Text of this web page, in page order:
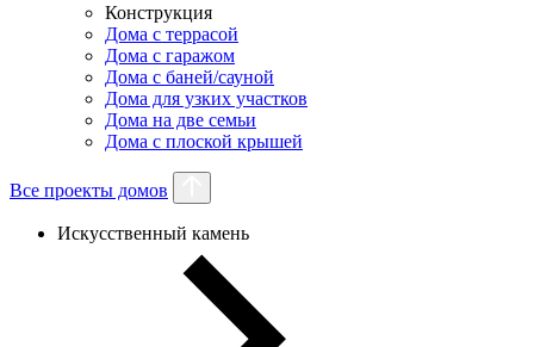
Конструкция
Дома с террасой
Дома с гаражом
Дома с баней/сауной
Дома для узких участков
Дома на две семьи
Дома с плоской крышей
Все проекты домов
Искусственный камень